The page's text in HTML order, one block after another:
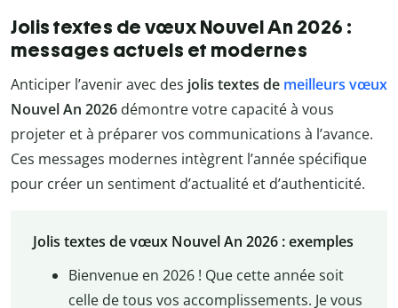
Jolis textes de vœux Nouvel An 2026 :
messages actuels et modernes
Anticiper l’avenir avec des jolis textes de meilleurs vœux
Nouvel An 2026 démontre votre capacité à vous
projeter et à préparer vos communications à l’avance.
Ces messages modernes intègrent l’année spécifique
pour créer un sentiment d’actualité et d’authenticité.
Jolis textes de vœux Nouvel An 2026 : exemples
Bienvenue en 2026 ! Que cette année soit
celle de tous vos accomplissements. Je vous